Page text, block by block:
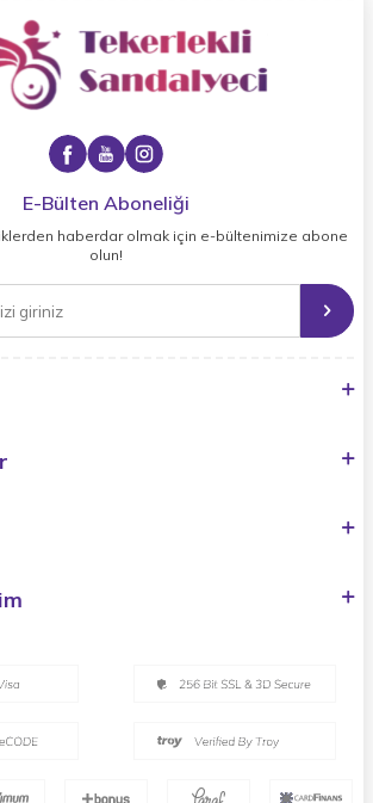
E-Bülten Aboneliği
haberdar olmak için e-bültenimize abone
olun!